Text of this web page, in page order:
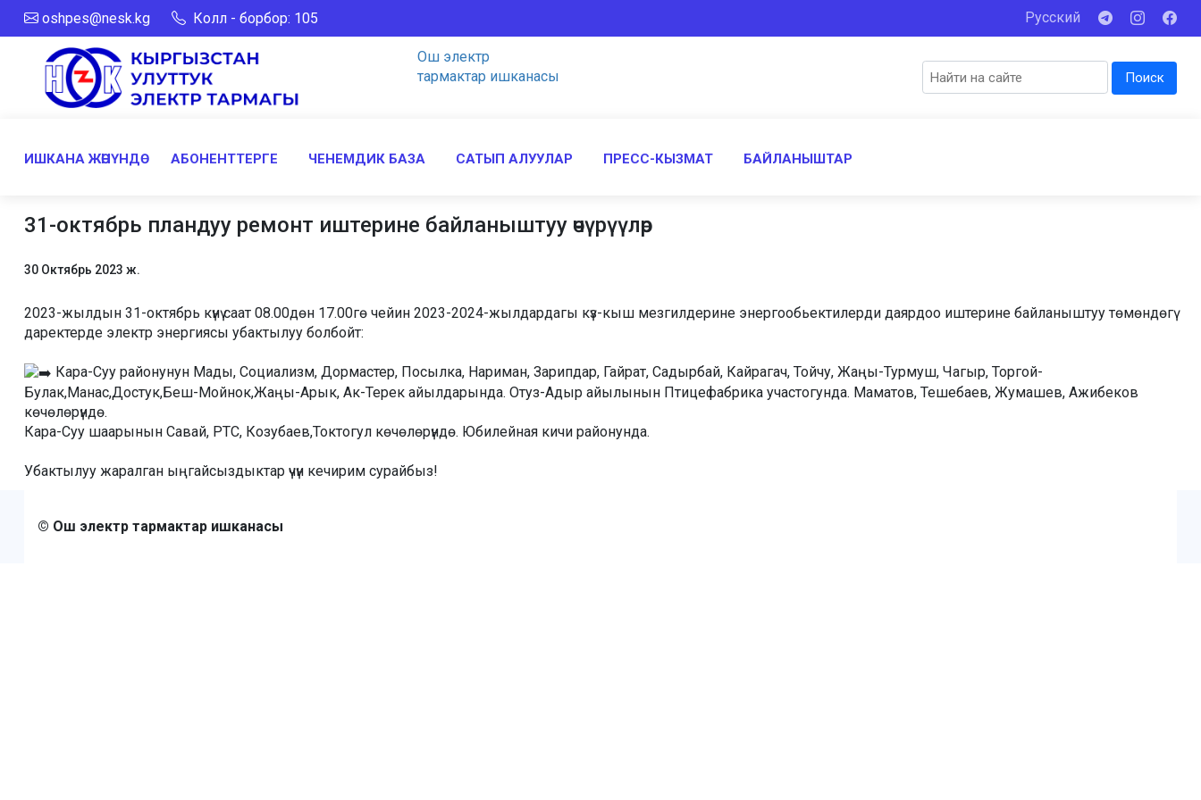
oshpes@nesk.kg Колл - борбор: 105 Русский
Ош электр
тармактар ишканасы
Поиск
ИШКАНА ЖӨНҮНДӨ АБОНЕНТТЕРГЕ ЧЕНЕМДИК БАЗА САТЫП АЛУУЛАР ПРЕСС-КЫЗМАТ БАЙЛАНЫШТАР
31-октябрь пландуу ремонт иштерине байланыштуу өчүрүүлөр
30 Октябрь 2023 ж.
2023-жылдын 31-октябрь күнү саат 08.00дөн 17.00гө чейин 2023-2024-жылдардагы күз-кыш мезгилдерине энергообьектилерди даярдоо иштерине байланыштуу төмөндөгү
даректерде электр энергиясы убактылуу болбойт:
Кара-Суу районунун Мады, Социализм, Дормастер, Посылка, Нариман, Зарипдар, Гайрат, Садырбай, Кайрагач, Тойчу, Жаңы-Турмуш, Чагыр, Торгой-
Булак,Манас,Достук,Беш-Мойнок,Жаңы-Арык, Ак-Терек айылдарында. Отуз-Адыр айылынын Птицефабрика участогунда. Маматов, Тешебаев, Жумашев, Ажибеков
көчөлөрүндө.
Кара-Суу шаарынын Савай, РТС, Козубаев,Токтогул көчөлөрүндө. Юбилейная кичи районунда.
Убактылуу жаралган ыңгайсыздыктар үчүн кечирим сурайбыз!
© Ош электр тармактар ишканасы